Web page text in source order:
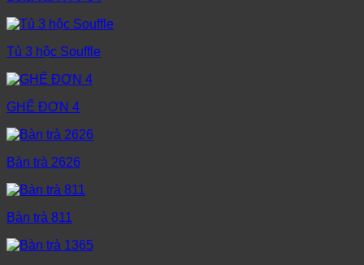
Tủ 3 hộc Souffle
GHẾ ĐƠN 4
Bàn trà 2626
Bàn trà 811